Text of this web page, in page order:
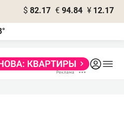
$ 82.17 € 94.84 ¥ 12.17